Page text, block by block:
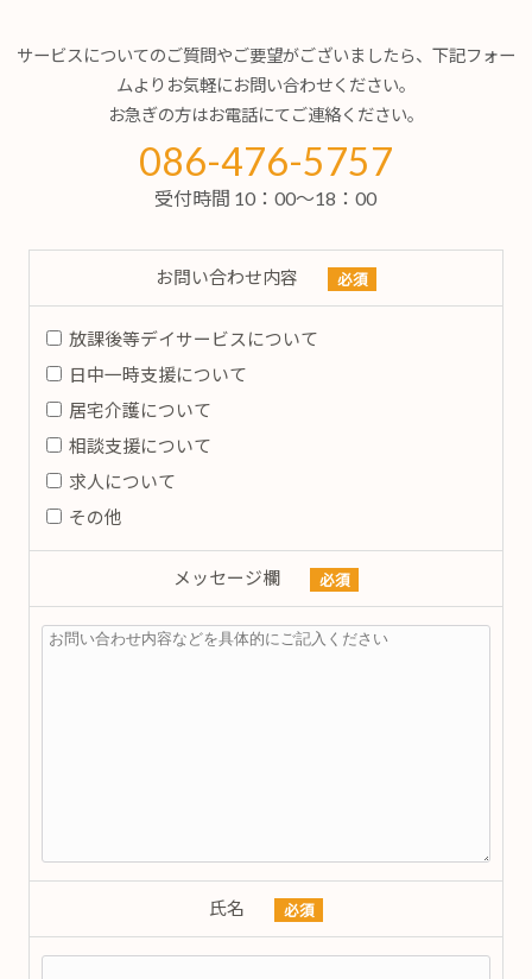
サービスについてのご質問やご要望がございましたら、下記フォー
ムよりお気軽にお問い合わせください。
お急ぎの方はお電話にてご連絡ください。
086-476-5757
受付時間 10：00～18：00
お問い合わせ内容 必須
放課後等デイサービスについて
日中一時支援について
居宅介護について
相談支援について
求人について
その他
メッセージ欄 必須
氏名 必須